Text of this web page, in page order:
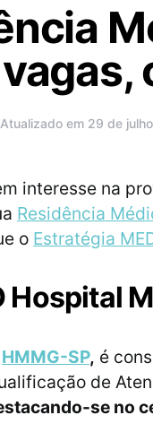
Atualizado em 29 de
interesse na
Residência
o Estratégia
Hospital
HMMG-SP, é
de
se no